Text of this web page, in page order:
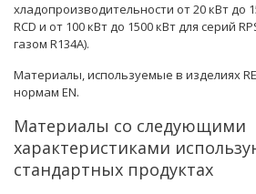
хладопроизводительности от 20 кВт до
RCD и от 100 кВт до 1500 кВт для серий
газом R134A).
Материалы, используемые в изделиях
нормам EN.
Материалы со следующими
характеристиками
стандартных продуктах